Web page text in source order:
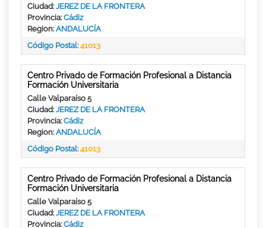
Ciudad:JEREZ DE LA FRONTERA
Provincia:Cádiz
Region:ANDALUCÍA
Código Postal:41013
Centro Privado de Formación Profesional a Distancia
Formación Universitaria
Calle Valparaíso 5
Ciudad:JEREZ DE LA FRONTERA
Provincia:Cádiz
Region:ANDALUCÍA
Código Postal:41013
Centro Privado de Formación Profesional a Distancia
Formación Universitaria
Calle Valparaíso 5
Ciudad:JEREZ DE LA FRONTERA
Provincia:Cádiz